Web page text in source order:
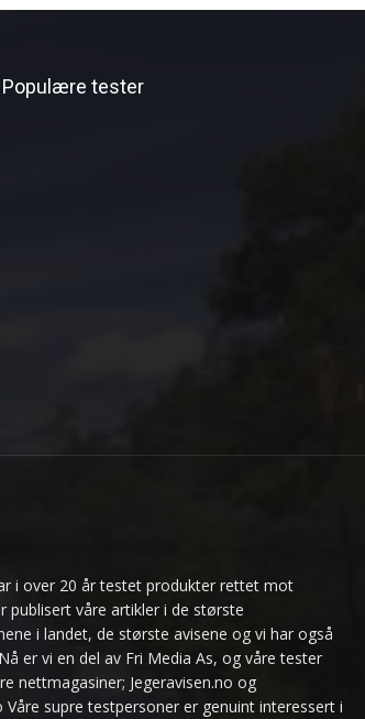
Populære tester
i over 20 år testet produkter rettet mot
publisert våre artikler i de største
i landet, de største avisene og vi har også
er vi en del av Fri Media As, og våre tester
nettmagasiner; Jegeravisen.no og
Våre supre testpersoner er genuint interessert i